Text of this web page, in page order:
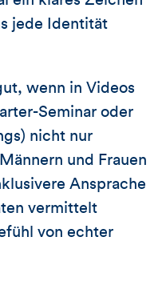
jede Identität
wenn in Videos
Seminar oder
nicht nur
und Frauen
Ansprache
vermittelt
von echter